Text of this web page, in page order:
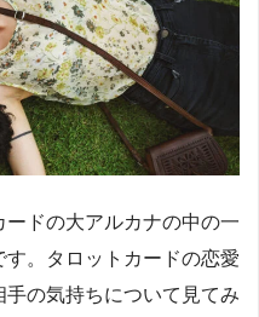
ドの大アルカナの中の一
。タロットカードの恋愛
の気持ちについて見てみ